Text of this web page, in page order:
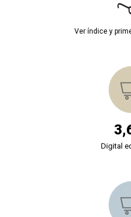
Ver índice y
Digital